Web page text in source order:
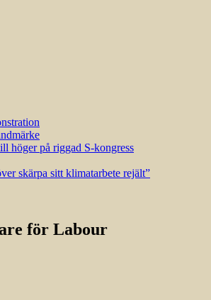
höger på riggad S-kongress
skärpa sitt klimatarbete rejält”
för Labour